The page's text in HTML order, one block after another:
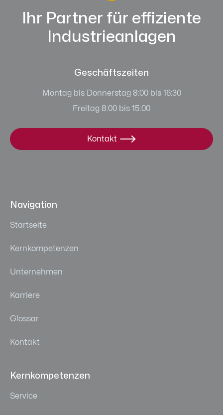
Ihr Partner für effiziente
Industrieanlagen
Geschäftszeiten
Montag bis Donnerstag 8:00 bis 16:30
Freitag 8:00 bis 15:00
Kontakt 
Navigation
Startseite
Kernkompetenzen
Unternehmen
Karriere
Glossar
Kontakt
Kernkompetenzen
Service